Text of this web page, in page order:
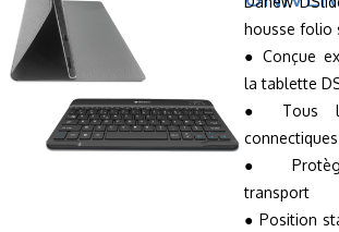
housse folio
● Conçue
la tablette
● Tous
●
transport
● Position